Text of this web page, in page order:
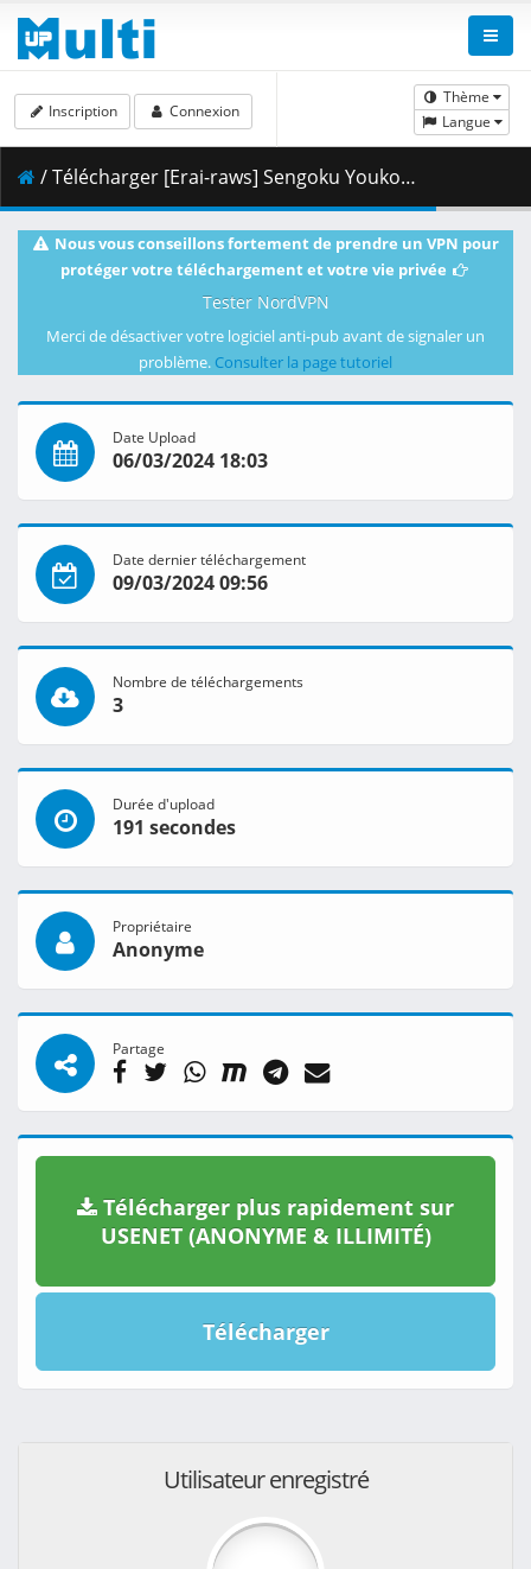
Thème
Langue
Inscription Connexion
/ Télécharger [Erai-raws] Sengoku Youko - 09 [720p][Multiple Subtitle][908D5DD8].mkv.002 ( 364.71 MB )
Nous vous conseillons fortement de prendre un VPN pour
protéger votre téléchargement et votre vie privée
Tester NordVPN
Merci de désactiver votre logiciel anti-pub avant de signaler un
problème. Consulter la page tutoriel
Date Upload
06/03/2024 18:03
Date dernier téléchargement
09/03/2024 09:56
Nombre de téléchargements
3
Durée d'upload
191 secondes
Propriétaire
Anonyme
Partage
Télécharger plus rapidement sur
USENET (ANONYME & ILLIMITÉ)
Télécharger
Utilisateur enregistré